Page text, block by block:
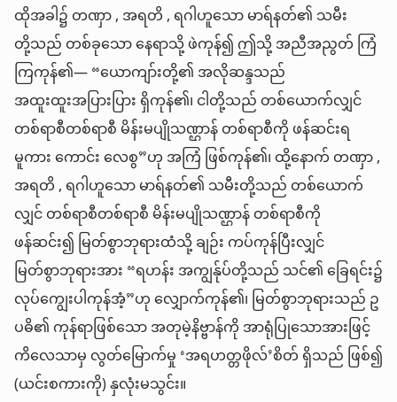
ထိုအခါ၌ တဏှာ , အရတိ , ရဂါဟူသော မာရ်နတ်၏ သမီး
တို့သည် တစ်ခုသော နေရာသို့ ဖဲကုန်၍ ဤသို့ အညီအညွတ် ကြံ
ကြကုန်၏— “ယောကျာ်းတို့၏ အလိုဆန္ဒသည်
အထူးထူးအပြားပြား ရှိကုန်၏၊ ငါတို့သည် တစ်ယောက်လျှင်
တစ်ရာစီတစ်ရာစီ မိန်းမပျိုသဏ္ဌာန် တစ်ရာစီကို ဖန်ဆင်းရ
မူကား ကောင်း လေစွ”ဟု အကြံ ဖြစ်ကုန်၏၊ ထို့နောက် တဏှာ ,
အရတိ , ရဂါဟူသော မာရ်နတ်၏ သမီးတို့သည် တစ်ယောက်
လျှင် တစ်ရာစီတစ်ရာစီ မိန်းမပျိုသဏ္ဌာန် တစ်ရာစီကို
ဖန်ဆင်း၍ မြတ်စွာဘုရားထံသို့ ချဉ်း ကပ်ကုန်ပြီးလျှင်
မြတ်စွာဘုရားအား “ရဟန်း အကျွန်ုပ်တို့သည် သင်၏ ခြေရင်း၌
လုပ်ကျွေးပါကုန်အံ့”ဟု လျှောက်ကုန်၏၊ မြတ်စွာဘုရားသည် ဥ
ပဓိ၏ ကုန်ရာဖြစ်သော အတုမဲ့နိဗ္ဗာန်ကို အာရုံပြုသောအားဖြင့်
ကိလေသာမှ လွတ်မြောက်မှု ‘အရဟတ္တဖိုလ်’စိတ် ရှိသည် ဖြစ်၍
(ယင်းစကားကို) နှလုံးမသွင်း။